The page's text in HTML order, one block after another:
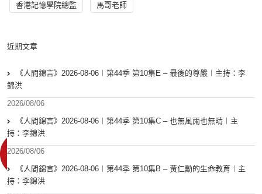
香港記憶學院總監 馬哥老師
近期文章
《人間錦言》2026-08-06︱第44季 第10集E – 最後的尊嚴︱主持：李
錦洪
2026/08/06
《人間錦言》2026-08-06︱第44季 第10集C – 也無風雨也無晴︱主
持：李錦洪
2026/08/06
《人間錦言》2026-08-06︱第44季 第10集B – 黃仁勳的生命教育︱主
持：李錦洪